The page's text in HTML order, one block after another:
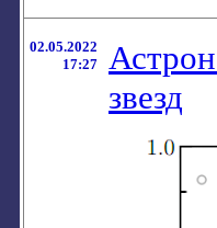
02.05.2022
17:27
звезд